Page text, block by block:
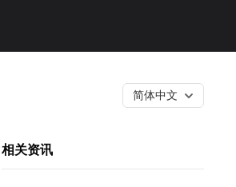
简体中文
相关资讯